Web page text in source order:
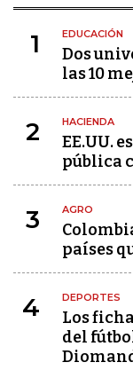
1 EDUCACIÓN
Dos
las 10
2 HACIENDA
EE.UU.
pública
3 AGRO
países
4 DEPORTES
Los
del